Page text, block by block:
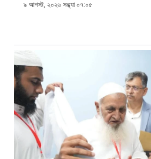
৯ আগস্ট, ২০২৬ সন্ধ্যা ০৭:০৫